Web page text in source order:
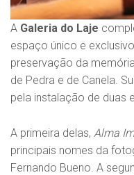
A Galeria do Laje
espaço único e
preservação da
de Pedra e de Canela.
pela instalação de duas
A primeira delas, Alma
principais nomes da
Fernando Bueno. A